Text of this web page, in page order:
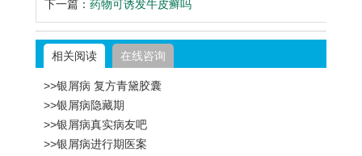
下一篇： 药物可诱发牛皮癣吗
相关阅读 在线咨询
>>银屑病 复方青黛胶囊
>>银屑病隐藏期
>>银屑病真实病友吧
>>银屑病进行期医案